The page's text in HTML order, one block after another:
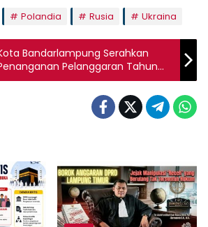
Polandia Rusia Ukraina
Bandarlampung Serahkan
Pelanggaran Tahun